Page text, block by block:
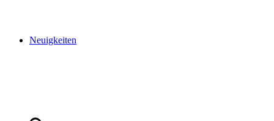
Neuigkeiten